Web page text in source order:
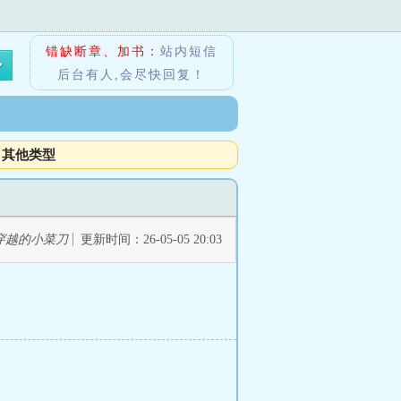
错缺断章、加书： 站内短信
后台有人,会尽快回复！
其他类型
越的小菜刀 更新时间：26-05-05 20:03